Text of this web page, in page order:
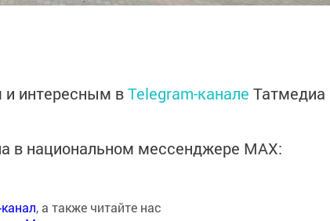
интересным вTelegram-канале Татмедиа
в национальном мессенджере MАХ:
, а также читайте нас